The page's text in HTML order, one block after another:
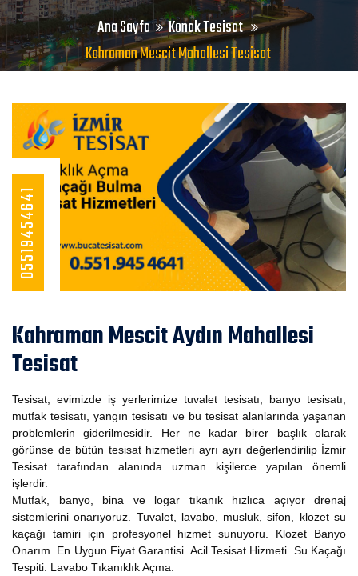
Ana Sayfa
Konak Tesisat
Kahraman Mescit Mahallesi Tesisat
05519454641
Kahraman Mescit Aydın Mahallesi
Tesisat
Tesisat, evimizde iş yerlerimize tuvalet tesisatı, banyo tesisatı,
mutfak tesisatı, yangın tesisatı ve bu tesisat alanlarında yaşanan
problemlerin giderilmesidir. Her ne kadar birer başlık olarak
görünse de bütün tesisat hizmetleri ayrı ayrı değerlendirilip İzmir
Tesisat tarafından alanında uzman kişilerce yapılan önemli
işlerdir.
Mutfak, banyo, bina ve logar tıkanık hızlıca açıyor drenaj
sistemlerini onarıyoruz. Tuvalet, lavabo, musluk, sifon, klozet su
kaçağı tamiri için profesyonel hizmet sunuyoru. Klozet Banyo
Onarım. En Uygun Fiyat Garantisi. Acil Tesisat Hizmeti. Su Kaçağı
Tespiti. Lavabo Tıkanıklık Açma.